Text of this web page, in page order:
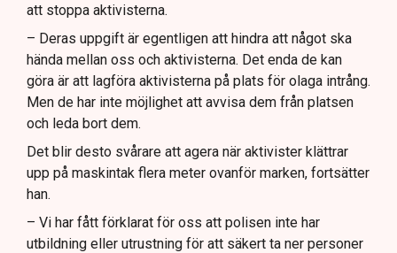
att stoppa aktivisterna.
– Deras uppgift är egentligen att hindra att något ska
hända mellan oss och aktivisterna. Det enda de kan
göra är att lagföra aktivisterna på plats för olaga intrång.
Men de har inte möjlighet att avvisa dem från platsen
och leda bort dem.
Det blir desto svårare att agera när aktivister klättrar
upp på maskintak flera meter ovanför marken, fortsätter
han.
– Vi har fått förklarat för oss att polisen inte har
utbildning eller utrustning för att säkert ta ner personer